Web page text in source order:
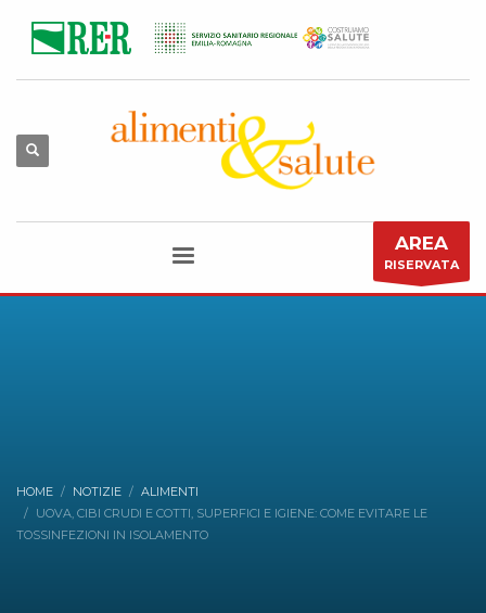
AREA
RISERVATA
HOME NOTIZIE
ALIMENTI
UOVA, CIBI CRUDI E COTTI, SUPERFICI E IGIENE: COME EVITARE LE
TOSSINFEZIONI IN ISOLAMENTO